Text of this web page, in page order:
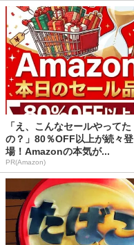
「え、こんなセールやってた
の？」80％OFF以上が続々登
場！Amazonの本気が...
PR(Amazon)